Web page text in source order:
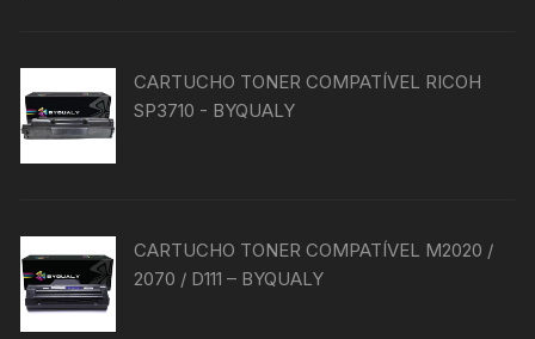
CARTUCHO TONER COMPATÍVEL RICOH
SP3710 - BYQUALY
CARTUCHO TONER COMPATÍVEL M2020 /
2070 / D111 – BYQUALY